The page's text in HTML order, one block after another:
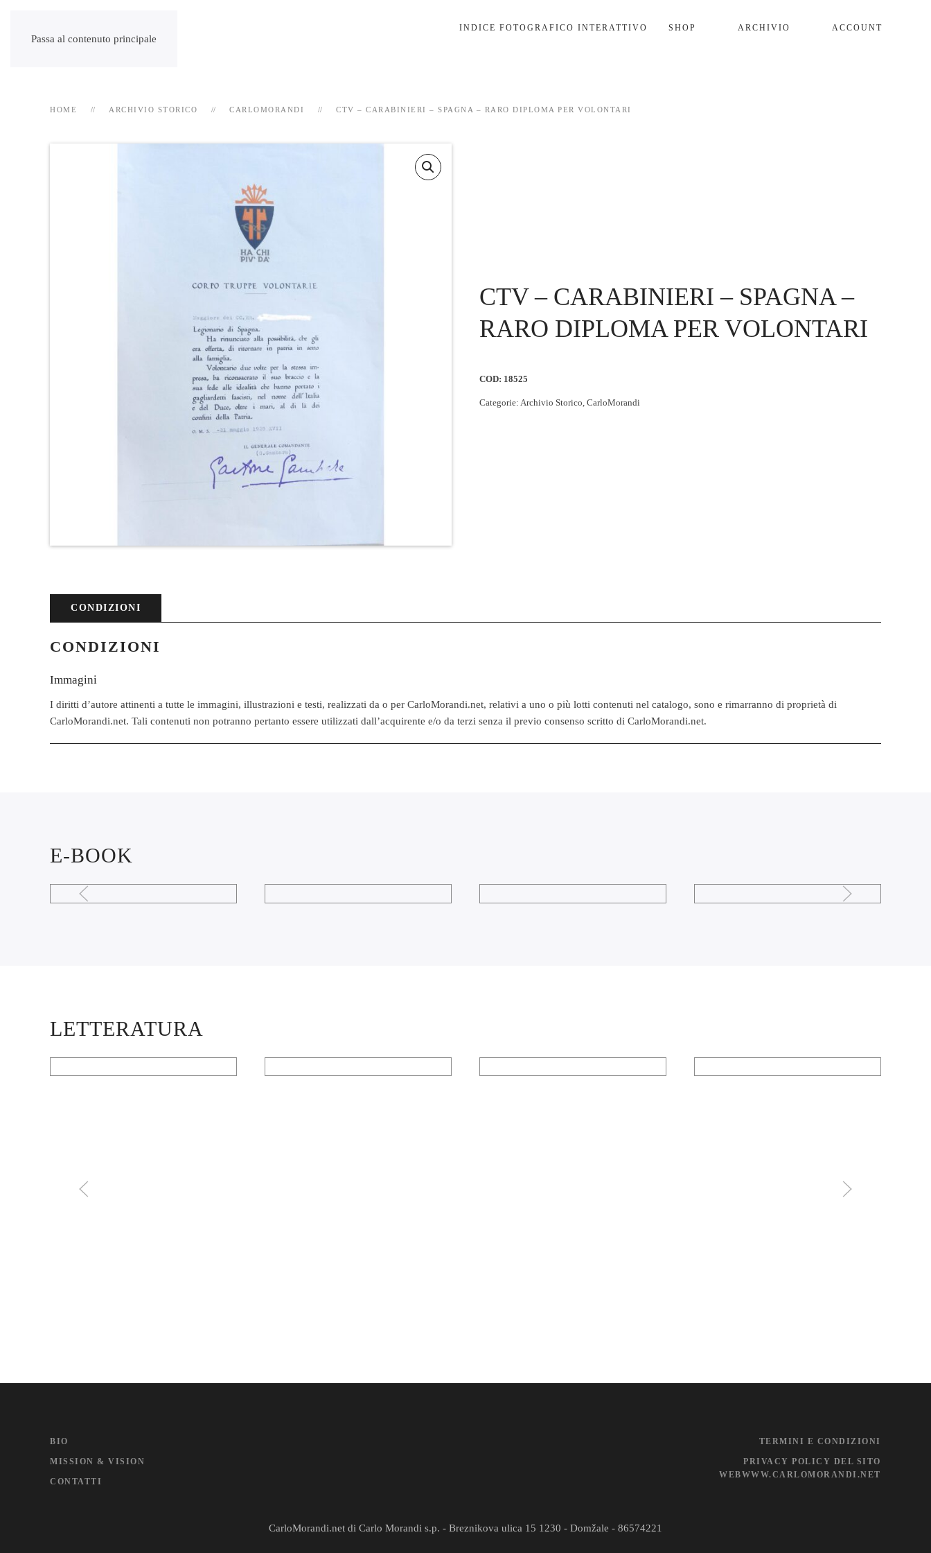
Passa al contenuto principale
SHOP ARCHIVIO ACCOUNT
HOME ARCHIVIO STORICO CARLOMORANDI CTV – CARABINIERI – SPAGNA – RARO DIPLOMA PER VOLONTARI
CTV – CARABINIERI – SPAGNA –
RARO DIPLOMA PER VOLONTARI
COD: 18525
Categorie: Archivio Storico CarloMorandi
CONDIZIONI
CONDIZIONI
Immagini
I diritti d’autore attinenti a tutte le immagini, illustrazioni e testi, realizzati da o per CarloMorandi.net, relativi a uno o più lotti contenuti nel catalogo, sono e rimarranno di proprietà di
CarloMorandi.net. Tali contenuti non potranno pertanto essere utilizzati dall’acquirente e/o da terzi senza il previo consenso scritto di CarloMorandi.net.
E-BOOK
LETTERATURA
BIO
MISSION & VISION
CONTATTI
TERMINI E CONDIZIONI
PRIVACY POLICY DEL SITO
WEBWWW.CARLOMORANDI.NET
CarloMorandi.net di Carlo Morandi s.p. - Breznikova ulica 15 1230 - Domžale - 86574221